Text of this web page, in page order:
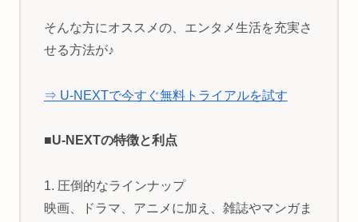
そんな方にオススメの、エンタメ生活を充実さ
せる方法が♪
⇒ U-NEXTで今すぐ無料トライアルを試す
■U-NEXTの特徴と利点
1. 圧倒的なラインナップ
映画、ドラマ、アニメに加え、雑誌やマンガま